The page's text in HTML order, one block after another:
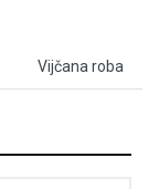
Vijčana roba